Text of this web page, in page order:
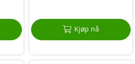
Kjøp nå